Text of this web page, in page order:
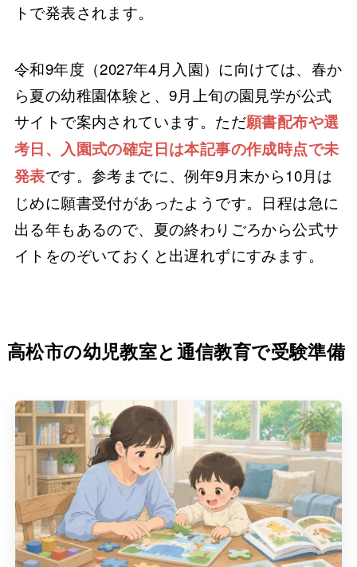
トで発表されます。
令和9年度（2027年4月入園）に向けては、春か
ら夏の幼稚園体験と、9月上旬の園見学が公式
サイトで案内されています。ただ願書配布や選
考日、入園式の確定日は本記事の作成時点で未
発表です。参考までに、例年9月末から10月は
じめに願書受付があったようです。日程は急に
出る年もあるので、夏の終わりごろから公式サ
イトをのぞいておくと出遅れずにすみます。
高松市の幼児教室と通信教育で受験準備